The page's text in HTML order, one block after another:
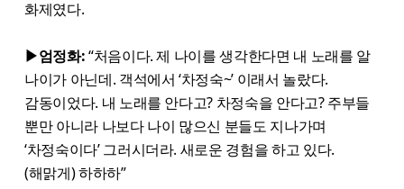
화제였다.
▶엄정화:“처음이다. 제 나이를 생각한다면 내 노래를 알
나이가 아닌데. 객석에서 ‘차정숙~’ 이래서 놀랐다.
감동이었다. 내 노래를 안다고? 차정숙을 안다고? 주부들
뿐만 아니라 나보다 나이 많으신 분들도 지나가며
‘차정숙이다’ 그러시더라. 새로운 경험을 하고 있다.
(해맑게) 하하하”